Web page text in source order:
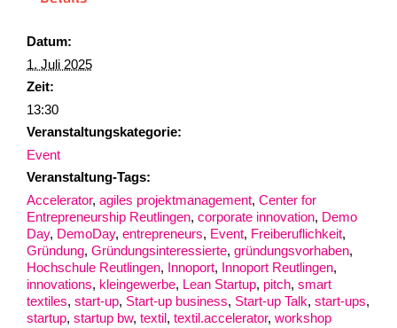
Datum:
1. Juli 2025
Zeit:
13:30
Veranstaltungskategorie:
Event
Veranstaltung-Tags:
Accelerator, agiles projektmanagement, Center for
Entrepreneurship Reutlingen, corporate innovation, Demo
Day, DemoDay, entrepreneurs, Event, Freiberuflichkeit,
Gründung, Gründungsinteressierte, gründungsvorhaben,
Hochschule Reutlingen, Innoport, Innoport Reutlingen,
innovations, kleingewerbe, Lean Startup, pitch, smart
textiles, start-up, Start-up business, Start-up Talk, start-ups,
startup, startup bw, textil , textil.accelerator, workshop